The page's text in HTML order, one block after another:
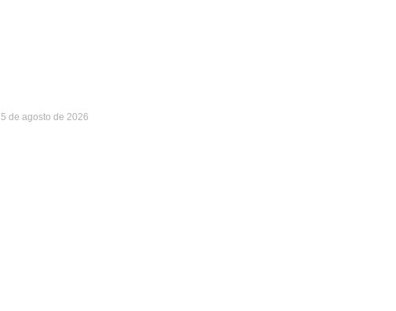
5 de agosto de 2026